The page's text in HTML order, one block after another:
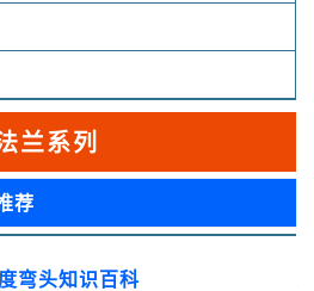
兰系列
荐
弯头知识百科